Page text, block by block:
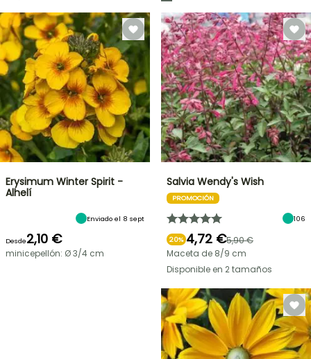
Erysimum Winter Spirit -
Alhelí
Enviado el 8 sept
Desde2,10 €
minicepellón: Ø 3/4 cm
Salvia Wendy's Wish
PROMOCIÓN
106
20% 4,72 €5,90 €
Maceta de 8/9 cm
Disponible en 2 tamaños